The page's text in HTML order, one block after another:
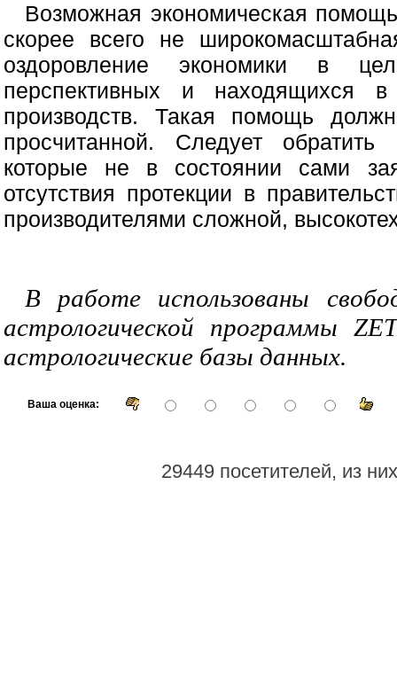
Возможная экономическая
скорее всего не
оздоровление экономики в
перспективных и находящихся
производств. Такая помощь
просчитанной. Следует
которые не в состоянии сами
отсутствия протекции в
производителями сложной,
В работе использованы
астрологической программы
астрологические базы данных.
Ваша оценка:
29449 посетителей, из